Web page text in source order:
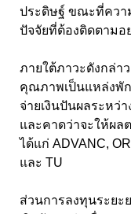
ประดิษฐ์ ขณะที่ควา
ปัจจัยที่ต้องติดตามอ
ภายใต้ภาวะดังกล่า
คุณภาพเป็นแหล่งพั
จ่ายเงินปันผลระหว่
และคาดว่าจะให้ผล
ได้แก่ ADVANC,
และ TU
ส่วนการลงทุนระยะ